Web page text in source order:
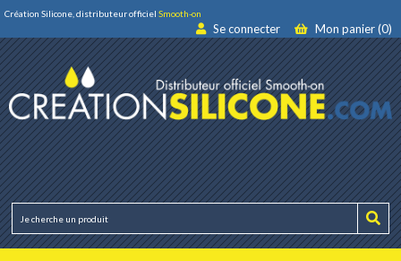
Création Silicone, distributeur officiel Smooth-on
Se connecter Mon panier (0)